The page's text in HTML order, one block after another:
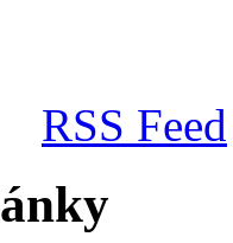
RSS Feed